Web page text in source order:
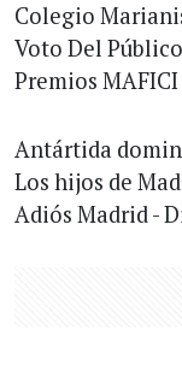
Colegio
Voto Del
Premios
Antártida
Los hijos de
Adiós Madrid -